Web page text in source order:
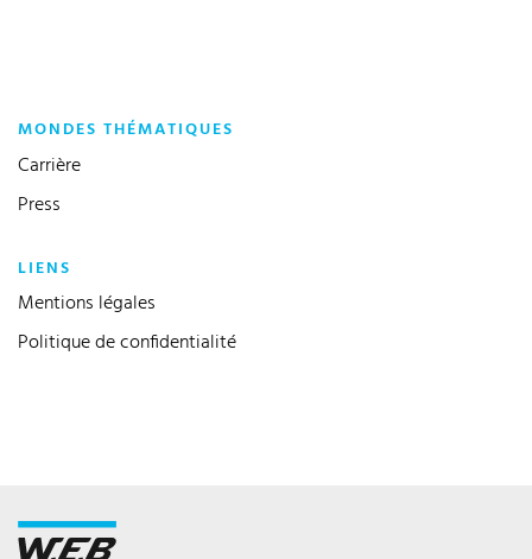
MONDES THÉMATIQUES
Carrière
Press
LIENS
Mentions légales
Politique de confidentialité